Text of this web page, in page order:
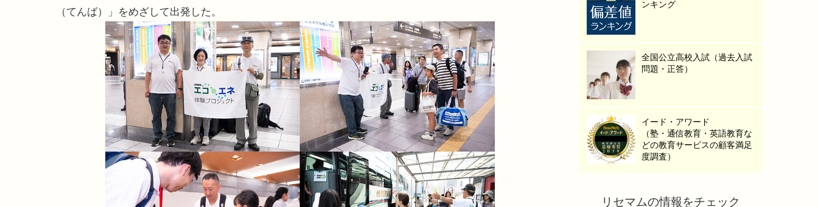
（てんば）」をめざして出発した。
ンキング
全国公立高校入試（過去入試
問題・正答）
イード・アワード
（塾・通信教育・英語教育な
どの教育サービスの顧客満足
度調査）
リセマムの情報をチェック